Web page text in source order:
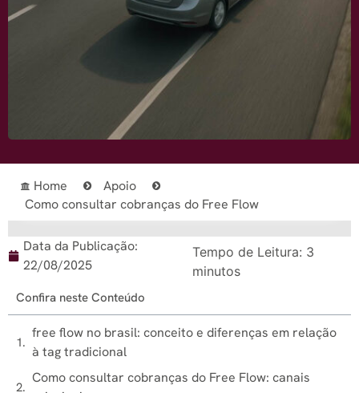
Home
Apoio
Como consultar cobranças do Free Flow
Data da Publicação:
22/08/2025
Tempo de Leitura: 3
minutos
Confira neste Conteúdo
free flow no brasil​: conceito e diferenças em relação
à tag tradicional
Como consultar cobranças do Free Flow: canais